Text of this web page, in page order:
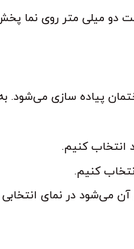
دو میلی متر روی
پیاده سازی می‌شود.
انتخاب کنیم.
کنیم.
می‌شود در نمای